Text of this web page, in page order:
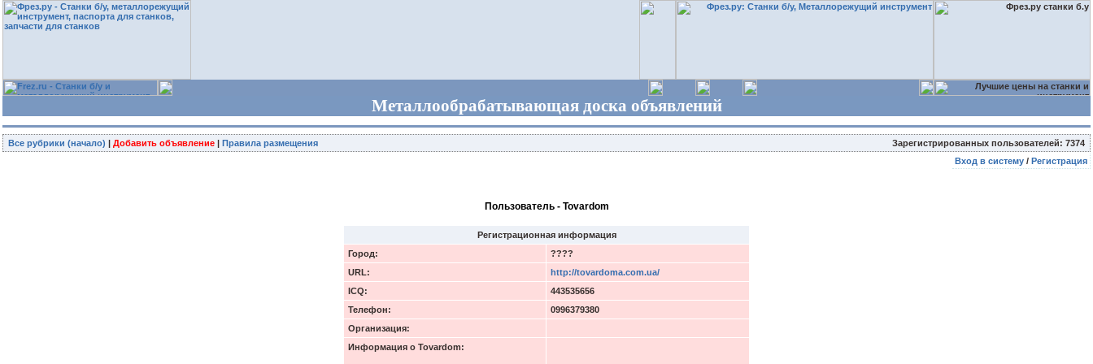
Металлообрабатывающая доска объявлений
Все рубрики (начало) | Добавить объявление | Правила размещения
Зарегистрированных пользователей: 7374
Вход в систему / Регистрация
Пользователь - Tovardom
Регистрационная информация
Город:
????
URL:
http://tovardoma.com.ua/
ICQ:
443535656
Телефон:
0996379380
Организация:
Информация о Tovardom: